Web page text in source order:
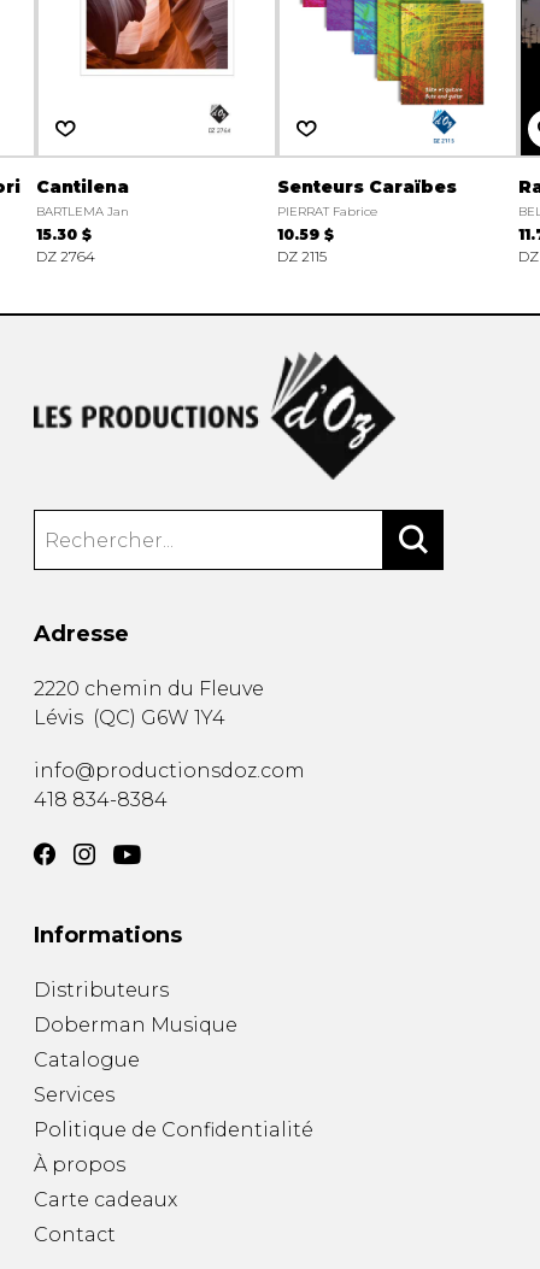
Cantilena
BARTLEMA Jan
15.30 $
DZ 2764
Senteurs Caraïbes
PIERRAT Fabrice
10.59 $
DZ 2115
Adresse
2220 chemin du Fleuve
Lévis (QC) G6W 1Y4
info@productionsdoz.com
418 834-8384
Informations
Distributeurs
Doberman Musique
Catalogue
Services
Politique de Confidentialité
À propos
Carte cadeaux
Contact